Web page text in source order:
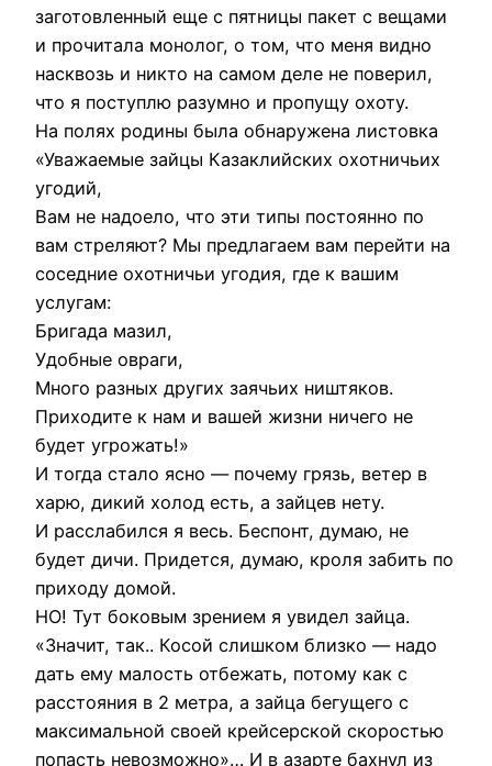
заготовленный еще с пятницы пакет с вещами
и прочитала монолог, о том, что меня видно
насквозь и никто на самом деле не поверил,
что я поступлю разумно и пропущу охоту.
На полях родины была обнаружена листовка
«Уважаемые зайцы Казаклийских охотничьих
угодий,
Вам не надоело, что эти типы постоянно по
вам стреляют? Мы предлагаем вам перейти на
соседние охотничьи угодия, где к вашим
услугам:
Бригада мазил,
Удобные овраги,
Много разных других заячьих ништяков.
Приходите к нам и вашей жизни ничего не
будет угрожать!»
И тогда стало ясно — почему грязь, ветер в
харю, дикий холод есть, а зайцев нету.
И расслабился я весь. Беспонт, думаю, не
будет дичи. Придется, думаю, кроля забить по
приходу домой.
НО! Тут боковым зрением я увидел зайца.
«Значит, так.. Косой слишком близко — надо
дать ему малость отбежать, потому как с
расстояния в 2 метра, а зайца бегущего с
максимальной своей крейсерской скоростью
попасть невозможно»… И в азарте бахнул из